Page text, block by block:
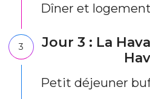
Dîner et logement
3
Jour 3 : La
Petit déjeuner